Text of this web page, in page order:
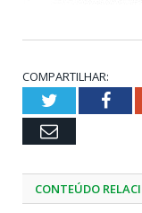
COMPARTILHAR:
Twitter
Email
CONTEÚDO